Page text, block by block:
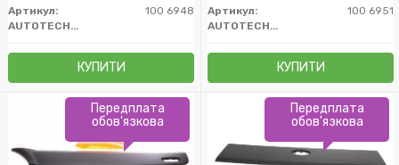
Артикул:
100 6948
AUTOTECHTEILE
КУПИТИ
Артикул:
100 6951
AUTOTECHTEILE
КУПИТИ
Передплата
обов'язкова
Передплата
обов'язкова